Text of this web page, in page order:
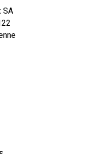
SA